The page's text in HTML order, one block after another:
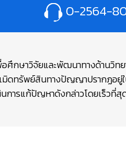
0-2564-
กษาวิจัยและพัฒนาทางด้านวิทย
มิดทรัพย์สินทางปัญญาปรากฏอยู่
การแก้ปัญหาดังกล่าวโดยเร็วที่สุ